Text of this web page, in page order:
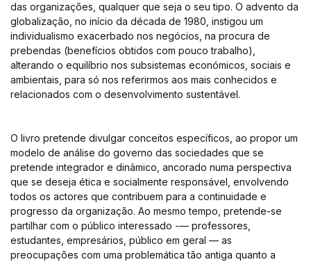
das organizações, qualquer que seja o seu tipo. O advento da
globalização, no início da década de 1980, instigou um
individualismo exacerbado nos negócios, na procura de
prebendas (benefícios obtidos com pouco trabalho),
alterando o equilíbrio nos subsistemas económicos, sociais e
ambientais, para só nos referirmos aos mais conhecidos e
relacionados com o desenvolvimento sustentável.
O livro pretende divulgar conceitos específicos, ao propor um
modelo de análise do governo das sociedades que se
pretende integrador e dinâmico, ancorado numa perspectiva
que se deseja ética e socialmente responsável, envolvendo
todos os actores que contribuem para a continuidade e
progresso da organização. Ao mesmo tempo, pretende-se
partilhar com o público interessado -— professores,
estudantes, empresários, público em geral — as
preocupações com uma problemática tão antiga quanto a